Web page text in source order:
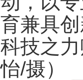
育兼具
科技之
怡/摄）